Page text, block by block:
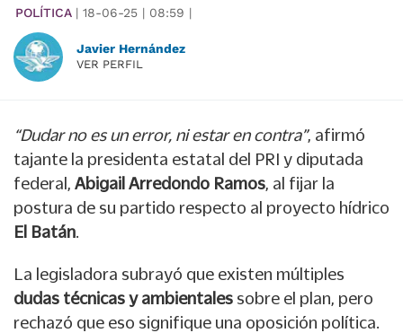
POLÍTICA | 18-06-25 | 08:59 |
Javier Hernández
VER PERFIL
“Dudar no es un error, ni estar en contra”, afirmó
tajante la presidenta estatal del PRI y diputada
federal, Abigail Arredondo Ramos, al fijar la
postura de su partido respecto al proyecto hídrico
El Batán.
La legisladora subrayó que existen múltiples
dudas técnicas y ambientales sobre el plan, pero
rechazó que eso signifique una oposición política.